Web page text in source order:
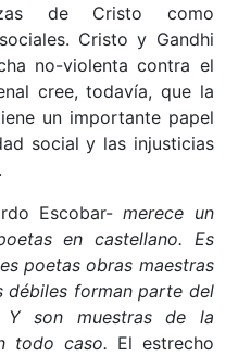
de Cristo como
Cristo y Gandhi
no-violenta contra el
cree, todavía, que la
un importante papel
social y las injusticias
Escobar-merece un
en castellano. Es
poetas obras maestras
débiles forman parte del
Y son muestras de la
todo caso. El estrecho